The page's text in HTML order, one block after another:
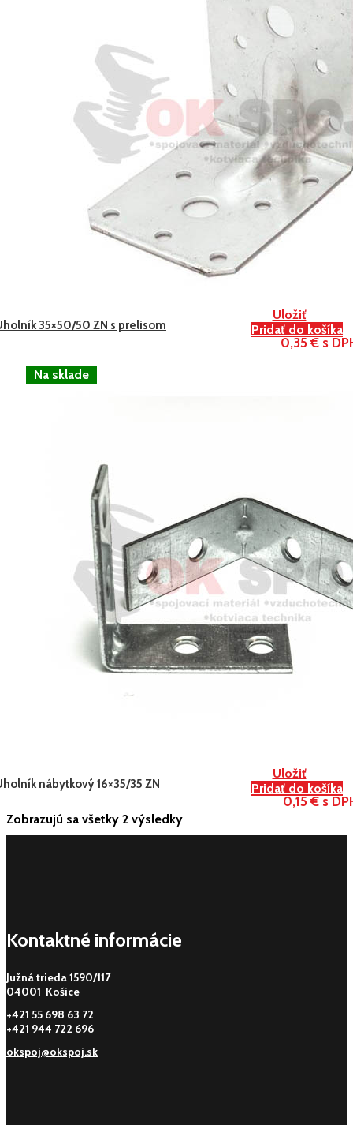
Uložiť
Pridať do košíka
35×50/50 ZN s prelisom
0,35 € s
Uložiť
Pridať do košíka
nábytkový 16×35/35 ZN
0,15 € s
Zobrazujú sa všetky 2 výsledky
Kontaktné informácie
Južná trieda 1590/117
04001 Košice
+421 55 698 63 72
+421 944 722 696
okspoj@okspoj.sk